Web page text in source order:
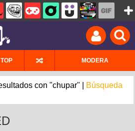
TOP MODERA
con "chupar" |
Búsqueda